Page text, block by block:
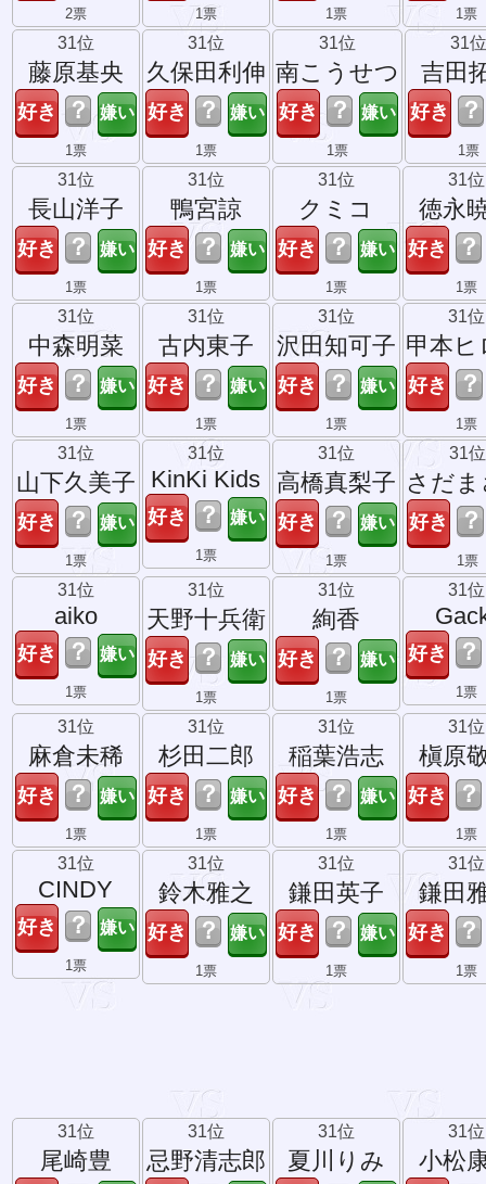
2票 1票 1票 1票
31位
藤原基央
？
1票
31位
久保田利伸
？
1票
31位
南こうせつ
？
1票
31位
吉田
？
1票
31位
長山洋子
？
1票
31位
鴨宮諒
？
1票
31位
クミコ
？
1票
31位
徳永
？
1票
31位
中森明菜
？
1票
31位
古内東子
？
1票
31位
沢田知可子
？
1票
31位
甲本ヒ
？
1票
31位
山下久美子
？
1票
31位
KinKi Kids
？
1票
31位
高橋真梨子
？
1票
31位
さだ
？
1票
31位
aiko
？
1票
31位
天野十兵衛
？
1票
31位
絢香
？
1票
31位
？
1票
31位
麻倉未稀
？
1票
31位
杉田二郎
？
1票
31位
稲葉浩志
？
1票
31位
槇原
？
1票
31位
CINDY
？
1票
31位
鈴木雅之
？
1票
31位
鎌田英子
？
1票
31位
鎌田
？
1票
31位
尾崎豊
31位
忌野清志郎
31位
夏川りみ
31位
小松